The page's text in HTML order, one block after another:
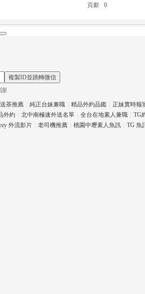
貢獻 0
複製ID並跳轉微信
茶推薦 純正台妹兼職 精品外約品鑑
正妹實時報
外約 北中南極速外送名單 全台在地素人兼職
TG
外流影片 老司機推薦 桃園中壢素人魚訊 TG 魚